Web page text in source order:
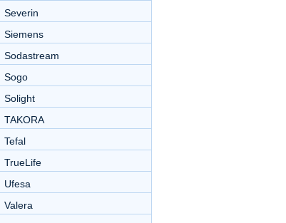
Severin
Siemens
Sodastream
Sogo
Solight
TAKORA
Tefal
TrueLife
Ufesa
Valera